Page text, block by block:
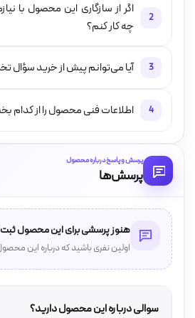
2
اگر از سازگاری این محصول با
چه کار کنم؟
3 آیا می‌توانم پیش از خرید سؤال
4 اطلاعات فنی محصول را از کدام
پرسش و پاسخ درباره محصول
پرسش‌ها
هنوز پرسشی برای این محصول
اولین نفری باشید که درباره این
سوالی درباره این محصول دارید؟